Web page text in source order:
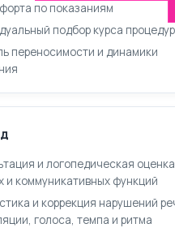
по показаниям
подбор курса процедур
переносимости и динамики
и логопедическая оценка
и коммуникативных функций
и коррекция нарушений
голоса, темпа и ритма